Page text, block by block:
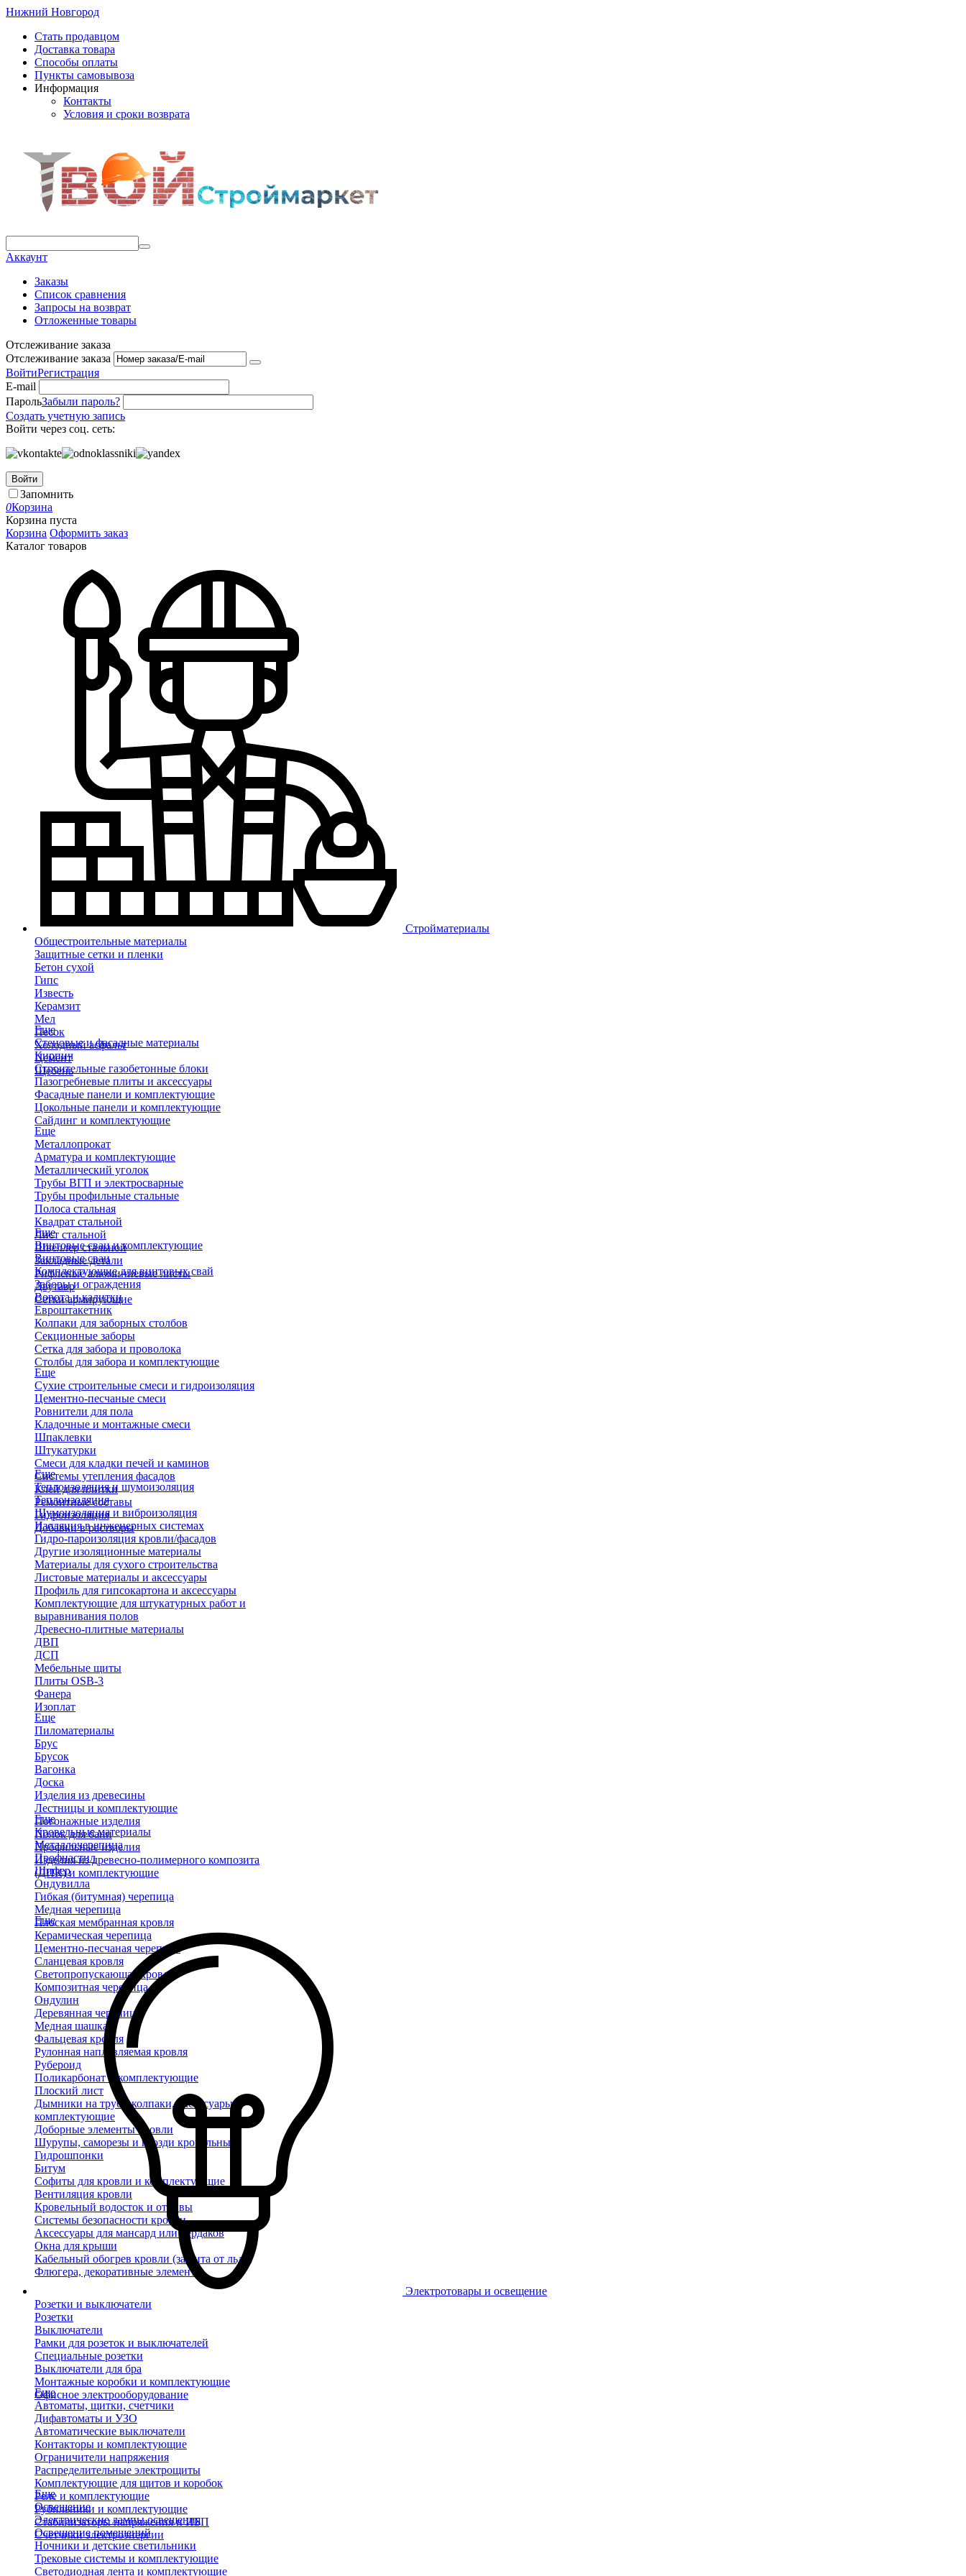
Нижний Новгород
Стать продавцом
Доставка товара
Способы оплаты
Пункты самовывоза
Информация
Контакты
Условия и сроки возврата
Аккаунт
Заказы
Список сравнения
Запросы на возврат
Отложенные товары
Отслеживание заказа
Отслеживание заказа
ВойтиРегистрация
E-mail
ПарольЗабыли пароль?
Создать учетную запись
Войти через соц. сеть:
Войти
Запомнить
0Корзина
Корзина пуста
Корзина Оформить заказ
Каталог товаров
Стройматериалы
Общестроительные материалы
Защитные сетки и пленки
Бетон сухой
Гипс
Известь
Керамзит
Мел
Песок
Холодный асфальт
Цемент
Щебень
Еще
Стеновые и фасадные материалы
Кирпич
Строительные газобетонные блоки
Пазогребневые плиты и аксессуары
Фасадные панели и комплектующие
Цокольные панели и комплектующие
Сайдинг и комплектующие
Еще
Металлопрокат
Арматура и комплектующие
Металлический уголок
Трубы ВГП и электросварные
Трубы профильные стальные
Полоса стальная
Квадрат стальной
Лист стальной
Швеллер стальной
Закладные детали
Рифленые алюминиевые листы
Двутавр
Сетки армирующие
Еще
Винтовые сваи и комплектующие
Винтовые сваи
Комплектующие для винтовых свай
Заборы и ограждения
Ворота и калитки
Евроштакетник
Колпаки для заборных столбов
Секционные заборы
Сетка для забора и проволока
Столбы для забора и комплектующие
Еще
Сухие строительные смеси и гидроизоляция
Цементно-песчаные смеси
Ровнители для пола
Кладочные и монтажные смеси
Шпаклевки
Штукатурки
Смеси для кладки печей и каминов
Системы утепления фасадов
Клей для плитки
Ремонтные составы
Гидроизоляция
Добавки в растворы
Еще
Теплоизоляция и шумоизоляция
Теплоизоляция
Шумоизоляция и виброизоляция
Изоляция в инженерных системах
Гидро-пароизоляция кровли/фасадов
Другие изоляционные материалы
Материалы для сухого строительства
Листовые материалы и аксессуары
Профиль для гипсокартона и аксессуары
Комплектующие для штукатурных работ и
выравнивания полов
Древесно-плитные материалы
ДВП
ДСП
Мебельные щиты
Плиты OSB-3
Фанера
Изоплат
Еще
Пиломатериалы
Брус
Брусок
Вагонка
Доска
Изделия из древесины
Лестницы и комплектующие
Погонажные изделия
Полок для бани
Профильные изделия
Изделия из древесно-полимерного композита
(ДПК) и комплектующие
Еще
Кровельные материалы
Металлочерепица
Профнастил
Шифер
Ондувилла
Гибкая (битумная) черепица
Медная черепица
Плоская мембранная кровля
Керамическая черепица
Цементно-песчаная черепица
Сланцевая кровля
Светопропускающая кровля
Композитная черепица
Ондулин
Деревянная черепица
Медная шашка
Фальцевая кровля
Рулонная наплавляемая кровля
Рубероид
Поликарбонат и комплектующие
Плоский лист
Дымники на трубу, колпаки, аксессуары и
комплектующие
Доборные элементы кровли
Шурупы, саморезы и гвозди кровельные
Гидрошпонки
Битум
Софиты для кровли и комплектующие
Вентиляция кровли
Кровельный водосток и отливы
Системы безопасности кровли
Аксессуары для мансард или чердаков
Окна для крыши
Кабельный обогрев кровли (защита от льда)
Флюгера, декоративные элементы
Еще
Электротовары и освещение
Розетки и выключатели
Розетки
Выключатели
Рамки для розеток и выключателей
Специальные розетки
Выключатели для бра
Монтажные коробки и комплектующие
Офисное электрооборудование
Еще
Автоматы, щитки, счетчики
Дифавтоматы и УЗО
Автоматические выключатели
Контакторы и комплектующие
Ограничители напряжения
Распределительные электрощиты
Комплектующие для щитов и коробок
Реле и комплектующие
Рубильники и комплектующие
Стабилизаторы напряжения и ИБП
Счетчики электроэнергии
Еще
Освещение
Электрические лампы освещения
Освещение помещений
Ночники и детские светильники
Трековые системы и комплектующие
Светодиодная лента и комплектующие